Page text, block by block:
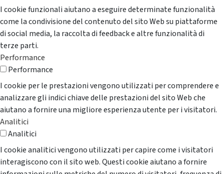
I cookie funzionali aiutano a eseguire determinate funzionalità
come la condivisione del contenuto del sito Web su piattaforme
di social media, la raccolta di feedback e altre funzionalità di
terze parti.
Performance
Performance
I cookie per le prestazioni vengono utilizzati per comprendere e
analizzare gli indici chiave delle prestazioni del sito Web che
aiutano a fornire una migliore esperienza utente per i visitatori.
Analitici
Analitici
I cookie analitici vengono utilizzati per capire come i visitatori
interagiscono con il sito web. Questi cookie aiutano a fornire